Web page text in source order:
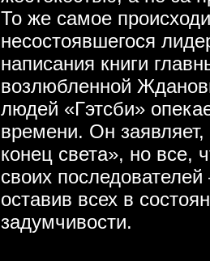
То же самое
несостоявшегося
написания книги
возлюбленной
людей «Гэтсби»
времени. Он заявляет,
конец света», но все,
своих
оставив всех в
задумчивости.